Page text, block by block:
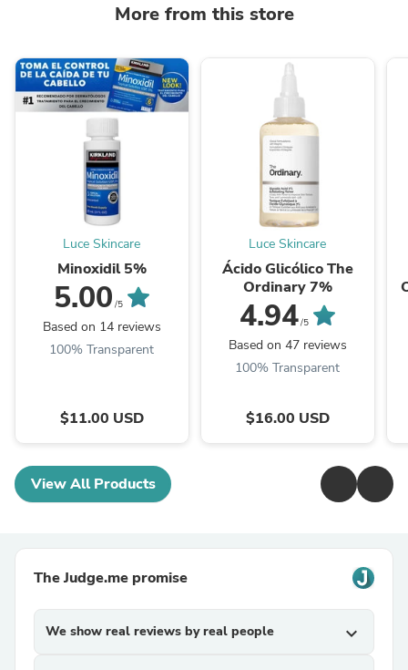
More from this store
Luce Skincare
Minoxidil 5%
5.00 /5
Based on 14 reviews
100% Transparent
$11.00 USD
Luce Skincare
Ácido Glicólico The
Ordinary 7%
4.94/5
Based on 47 reviews
100% Transparent
$16.00 USD
View All Products
The Judge.me promise
We show real reviews by real people expand_more